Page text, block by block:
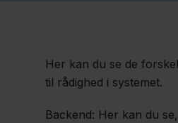
Her kan du se de
til rådighed i systemet.
Backend: Her kan du